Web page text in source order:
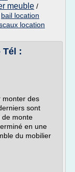
meuble /
bail location
location
Tél :
monter des
sont
de monte
en une
du mobilier